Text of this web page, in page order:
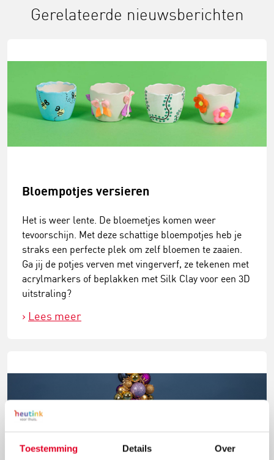
Toestemming Details Over
Gerelateerde nieuwsberichten
Bloempotjes versieren
Het is weer lente. De bloemetjes komen weer
tevoorschijn. Met deze schattige bloempotjes heb je
straks een perfecte plek om zelf bloemen te zaaien.
Ga jij de potjes verven met vingerverf, ze tekenen met
acrylmarkers of beplakken met Silk Clay voor een 3D
uitstraling?
Lees meer